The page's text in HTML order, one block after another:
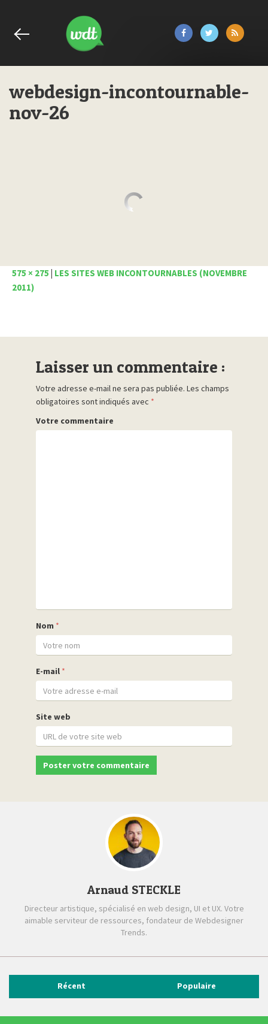
webdesign-incontournable-
nov-26
575 × 275 LES SITES WEB INCONTOURNABLES (NOVEMBRE
2011)
Laisser un commentaire :
Votre adresse e-mail ne sera pas publiée. Les champs
obligatoires sont indiqués avec *
Votre commentaire
Nom *
E-mail *
Site web
Arnaud STECKLE
Directeur artistique, spécialisé en web design, UI et UX. Votre
aimable serviteur de ressources, fondateur de Webdesigner
Trends.
Récent Populaire